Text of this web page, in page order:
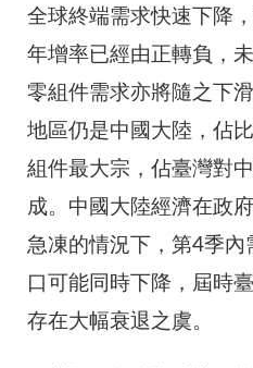
全球終端需求快速下降
年增率已經由正轉負，
零組件需求亦將隨之下
地區仍是中國大陸，佔
組件最大宗，佔臺灣對
成。中國大陸經濟在政
急凍的情況下，第4季內
口可能同時下降，屆時
存在大幅衰退之虞。